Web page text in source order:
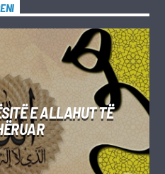
E ALLAHUT TË